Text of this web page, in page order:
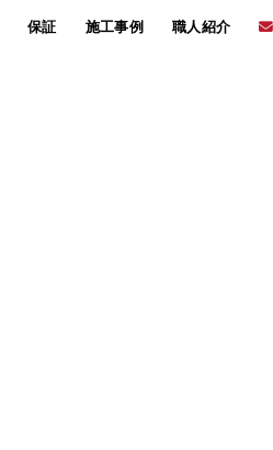
保証 施工事例 職人紹介